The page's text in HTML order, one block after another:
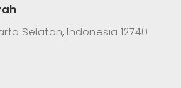
Selatan, Indonesia 12740